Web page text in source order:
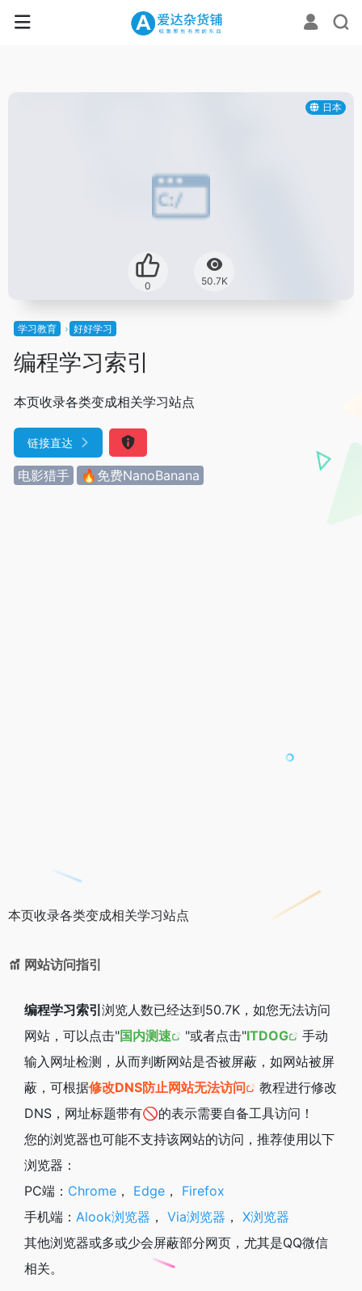
日本
0 50.7K
学习教育 好好学习
编程学习索引
本页收录各类变成相关学习站点
链接直达
电影猎手 🔥免费NanoBanana
本页收录各类变成相关学习站点
网站访问指引
编程学习索引 浏览人数已经达到50.7K，如您无法访问
网站，可以点击"国内测速 "或者点击"ITDOG
手动
输入网址检测，从而判断网站是否被屏蔽，如网站被屏
蔽，可根据修改DNS防止网站无法访问
教程进行修改
DNS，网址标题带有🚫的表示需要自备工具访问！
您的浏览器也可能不支持该网站的访问，推荐使用以下
浏览器：
PC端： Chrome ， Edge ， Firefox
手机端： Alook浏览器 ， Via浏览器 ， X浏览器
其他浏览器或多或少会屏蔽部分网页，尤其是QQ微信
相关。